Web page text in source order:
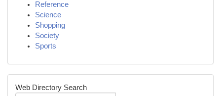
Reference
Science
Shopping
Society
Sports
Web Directory Search